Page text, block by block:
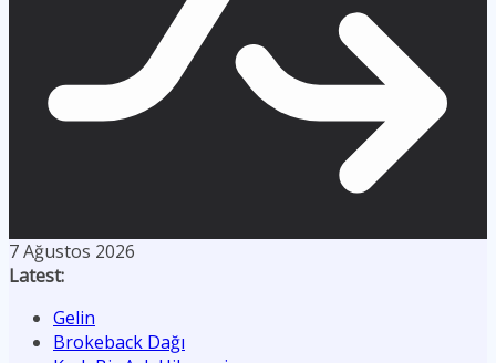
7 Ağustos 2026
Latest:
Gelin
Brokeback Dağı